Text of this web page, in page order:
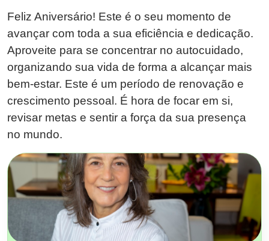
Feliz Aniversário! Este é o seu momento de
avançar com toda a sua eficiência e dedicação.
Aproveite para se concentrar no autocuidado,
organizando sua vida de forma a alcançar mais
bem-estar. Este é um período de renovação e
crescimento pessoal. É hora de focar em si,
revisar metas e sentir a força da sua presença
no mundo.